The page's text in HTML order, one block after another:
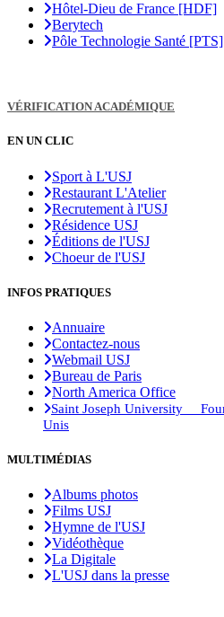
Hôtel-Dieu de France [HDF]
Berytech
Pôle Technologie Santé [PTS]
VÉRIFICATION ACADÉMIQUE
EN UN CLIC
Sport à L'USJ
Restaurant L'Atelier
Recrutement à l'USJ
Résidence USJ
Éditions de l'USJ
Choeur de l'USJ
INFOS PRATIQUES
Annuaire
Contactez-nous
Webmail USJ
Bureau de Paris
North America Office
Saint Joseph University
Unis
MULTIMÉDIAS
Albums photos
Films USJ
Hymne de l'USJ
Vidéothèque
La Digitale
L'USJ dans la presse